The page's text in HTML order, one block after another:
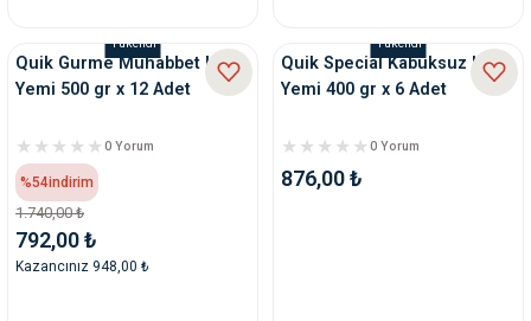
Tükendi
Quik Gurme Muhabbet Kuşu
Yemi 500 gr x 12 Adet
0 Yorum
%54indirim
1.740,00 ₺
792,00 ₺
Kazancınız 948,00 ₺
Tükendi
Quik Special Kabuksuz Kuş
Yemi 400 gr x 6 Adet
0 Yorum
876,00 ₺